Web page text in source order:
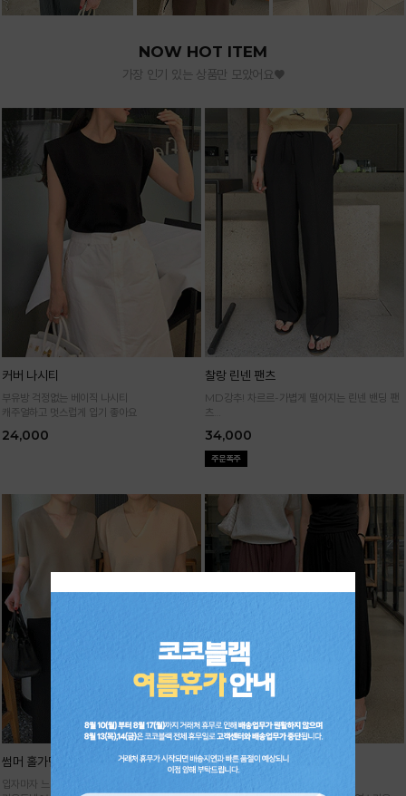
NOW HOT ITEM
가장 인기 있는 상품만 모았어요♥
커버 나시티
부유방 걱정없는 베이직 나시티
캐주얼하고 멋스럽게 입기 좋아요
24,000
찰랑 린넨 팬츠
MD강추! 차르르-가볍게 떨어지는 린넨 밴딩 팬
츠
34,000
썸머 홀가먼트 니트
입자마자 느껴지는 고급스러움,
기획 썸머 하렘 팬츠